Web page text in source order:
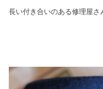
長い付き合いのある修理屋さ